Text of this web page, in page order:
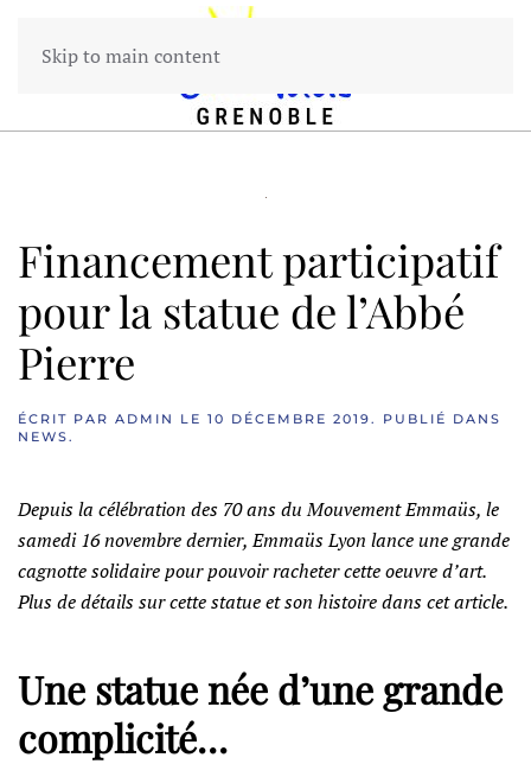
Skip to main content
Financement participatif
pour la statue de l’Abbé
Pierre
ÉCRIT PAR ADMIN LE 10 DÉCEMBRE 2019. PUBLIÉ DANS
NEWS.
Depuis la célébration des 70 ans du Mouvement Emmaüs, le
samedi 16 novembre dernier, Emmaüs Lyon lance une grande
cagnotte solidaire pour pouvoir racheter cette oeuvre d’art.
Plus de détails sur cette statue et son histoire dans cet article.
Une statue née d’une grande
complicité…